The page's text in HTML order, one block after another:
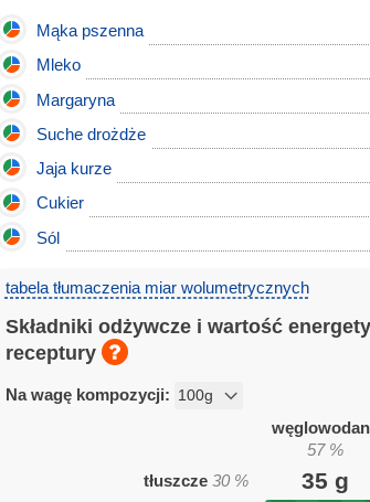
Mąka pszenna
Mleko
Margaryna
Suche drożdże
Jaja kurze
Cukier
Sól
tabela tłumaczenia miar wolumetrycznych
Składniki odżywcze i wartość
receptury
Na wagę kompozycji:
tłuszcze 30%
57%
35 g